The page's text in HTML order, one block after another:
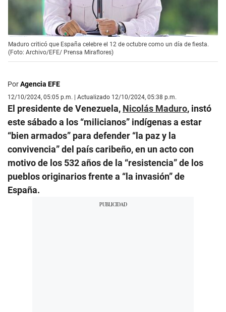
Maduro criticó que España celebre el 12 de octubre como un día de fiesta.
(Foto: Archivo/EFE/ Prensa Miraflores)
PorAgencia EFE
12/10/2024, 05:05 p.m. | Actualizado 12/10/2024, 05:38 p.m.
El presidente de Venezuela, Nicolás Maduro, instó
este sábado a los “milicianos” indígenas a estar
“bien armados” para defender “la paz y la
convivencia” del país caribeño, en un acto con
motivo de los 532 años de la “resistencia” de los
pueblos originarios frente a “la invasión” de
España.